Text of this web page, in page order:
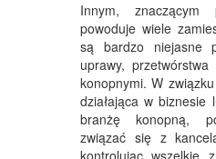
Innym, znaczącym
powoduje wiele
są bardzo niejasne
uprawy,
konopnymi. W
działająca w biznesie
branżę konopną,
związać się z